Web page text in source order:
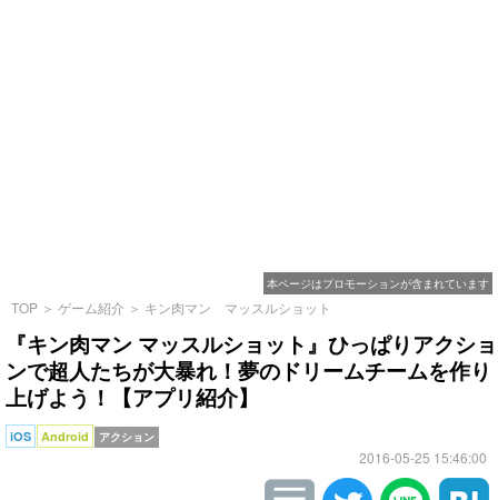
本ページはプロモーションが含まれています
TOP ＞ ゲーム紹介 ＞ キン肉マン マッスルショット
『キン肉マン マッスルショット』ひっぱりアクショ
ンで超人たちが大暴れ！夢のドリームチームを作り
上げよう！【アプリ紹介】
iOS Android アクション
2016-05-25 15:46:00